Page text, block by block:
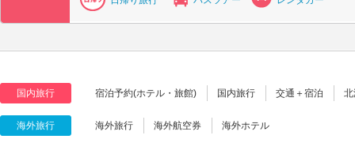
国内旅行 宿泊予約(ホテル・旅館) 国内旅行 交通＋宿泊
海外旅行 海外旅行 海外航空券 海外ホテル